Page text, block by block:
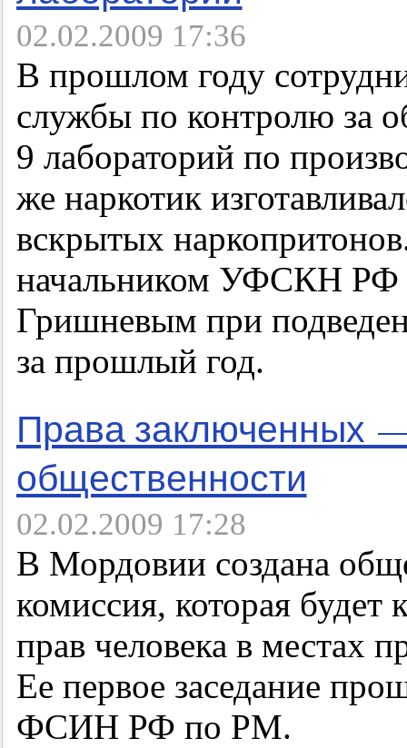
02.02.2009 17:36
В прошлом году
службы по контролю за
9 лабораторий по
же наркотик
вскрытых
начальником УФСКН РФ
Гришневым при
за прошлый год.
Права заключенных
общественности
02.02.2009 17:28
В Мордовии создана
комиссия, которая будет
прав человека в местах
Ее первое заседание
ФСИН РФ по РМ.